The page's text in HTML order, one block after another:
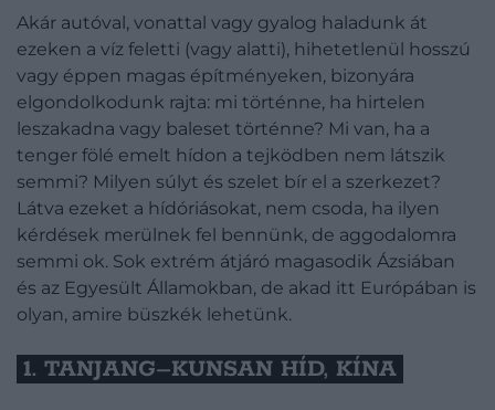
Akár autóval, vonattal vagy gyalog haladunk át
ezeken a víz feletti (vagy alatti), hihetetlenül hosszú
vagy éppen magas építményeken, bizonyára
elgondolkodunk rajta: mi történne, ha hirtelen
leszakadna vagy baleset történne? Mi van, ha a
tenger fölé emelt hídon a tejködben nem látszik
semmi? Milyen súlyt és szelet bír el a szerkezet?
Látva ezeket a hídóriásokat, nem csoda, ha ilyen
kérdések merülnek fel bennünk, de aggodalomra
semmi ok. Sok extrém átjáró magasodik Ázsiában
és az Egyesült Államokban, de akad itt Európában is
olyan, amire büszkék lehetünk.
1. TANJANG–KUNSAN HÍD, KÍNA